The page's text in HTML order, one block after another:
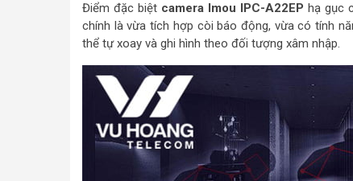
Điểm đặc biệt camera Imou IPC-A22EP hạ gục
chính là vừa tích hợp còi báo động, vừa có tính
thể tự xoay và ghi hình theo đối tượng xâm nhập.